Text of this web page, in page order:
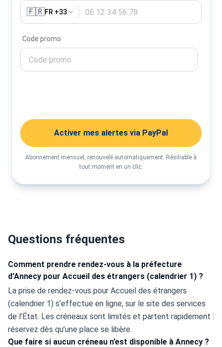
🇫🇷FR +33
Code promo
Activer mes alertes via PayPal
Abonnement mensuel, renouvelé automatiquement. Résiliable à
tout moment en un clic.
Questions fréquentes
Comment prendre rendez-vous à la préfecture
d'Annecy pour Accueil des étrangers (calendrier 1) ?
La prise de rendez-vous pour Accueil des étrangers
(calendrier 1) s’effectue en ligne, sur le site des services
de l’État. Les créneaux sont limités et partent rapidement :
réservez dès qu’une place se libère.
Que faire si aucun créneau n’est disponible à Annecy ?